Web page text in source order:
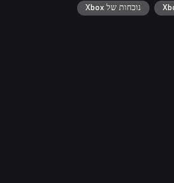
נוכחות של Xbox